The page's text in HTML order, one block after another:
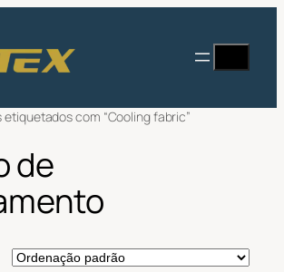
com “Cooling fabric”
de